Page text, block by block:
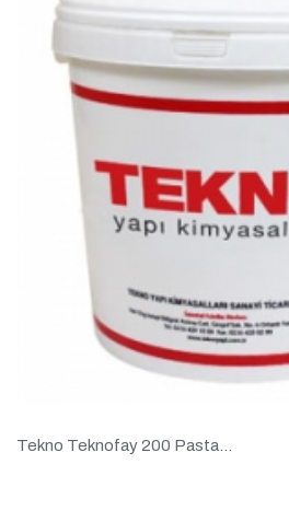
Tekno Teknofay 200 Pasta...